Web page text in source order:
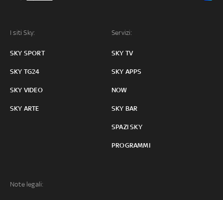
I siti Sky:
SKY SPORT
SKY TG24
SKY VIDEO
SKY ARTE
Servizi:
SKY TV
SKY APPS
NOW
SKY BAR
SPAZI SKY
PROGRAMMI
Note legali: